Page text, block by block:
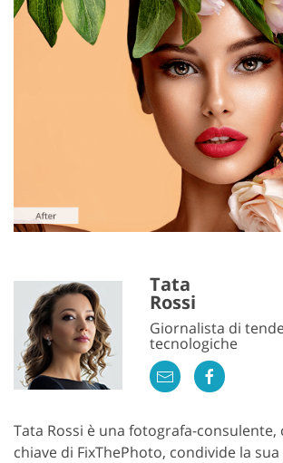
Tata
Rossi
Giornalista di
tecnologiche
Tata Rossi è una fotografa-
chiave di FixThePhoto, condivide la